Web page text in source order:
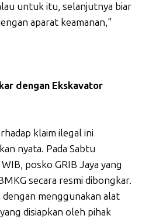
untuk itu, selanjutnya biar
aparat keamanan,"
dengan Ekskavator
klaim ilegal ini
nyata. Pada Sabtu
posko GRIB Jaya yang
secara resmi dibongkar.
menggunakan alat
disiapkan oleh pihak